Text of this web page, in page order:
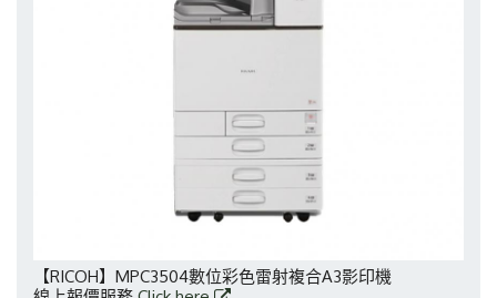
【RICOH】MPC3504數位彩色雷射複合A3影印機